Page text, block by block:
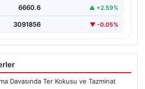
6660.6 ▲ +2.59%
3091856 ▼ -0.05%
Davasında Ter Kokusu ve Tazminat